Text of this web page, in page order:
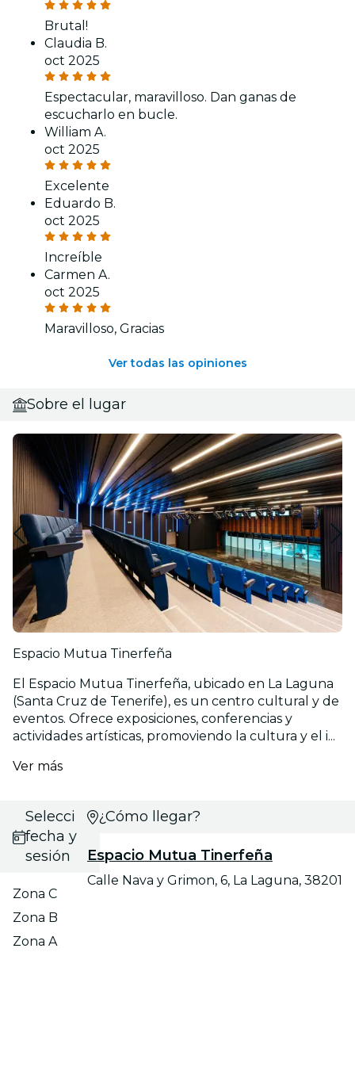
Brutal!
Claudia B.
oct 2025
Espectacular, maravilloso. Dan ganas de
escucharlo en bucle.
William A.
oct 2025
Excelente
Eduardo B.
oct 2025
Increíble
Carmen A.
oct 2025
Maravilloso, Gracias
Ver todas las opiniones
Sobre el lugar
Espacio Mutua Tinerfeña
El Espacio Mutua Tinerfeña, ubicado en La Laguna
(Santa Cruz de Tenerife), es un centro cultural y de
eventos. Ofrece exposiciones, conferencias y
actividades artísticas, promoviendo la cultura y el i...
Ver más
Selecciona
fecha y
sesión
Zona C
Zona B
Zona A
¿Cómo llegar?
Espacio Mutua Tinerfeña
Calle Nava y Grimon, 6, La Laguna, 38201